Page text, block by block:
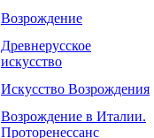
Возрождение
Древнерусское
искусство
Искусство Возрождения
Возрождение в Италии.
Проторенессанс